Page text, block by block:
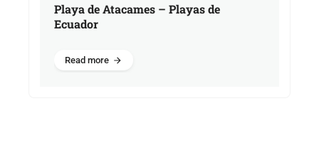
Playa de Atacames – Playas de
Ecuador
Read more